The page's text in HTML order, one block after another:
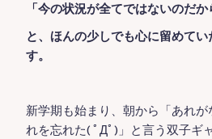
「今の状況が全てではないのだか
と、ほんの少しでも心に留めて
す。
新学期も始まり、朝から「あれ
れを忘れた( ﾟДﾟ)」と言う双子ギ